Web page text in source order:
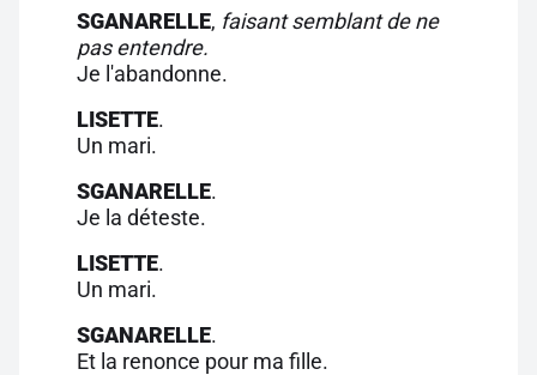
SGANARELLE, faisant semblant de ne
pas entendre.
Je l'abandonne.
LISETTE.
Un mari.
SGANARELLE.
Je la déteste.
LISETTE.
Un mari.
SGANARELLE.
Et la renonce pour ma fille.